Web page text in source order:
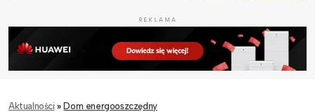
REKLAMA
Aktualności » Dom energooszczędny